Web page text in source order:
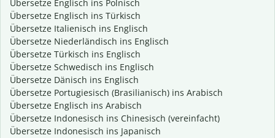
Übersetze Englisch ins Polnisch
Übersetze Englisch ins Türkisch
Übersetze Italienisch ins Englisch
Übersetze Niederländisch ins Englisch
Übersetze Türkisch ins Englisch
Übersetze Schwedisch ins Englisch
Übersetze Dänisch ins Englisch
Übersetze Portugiesisch (Brasilianisch) ins Arabisch
Übersetze Englisch ins Arabisch
Übersetze Indonesisch ins Chinesisch (vereinfacht)
Übersetze Indonesisch ins Japanisch